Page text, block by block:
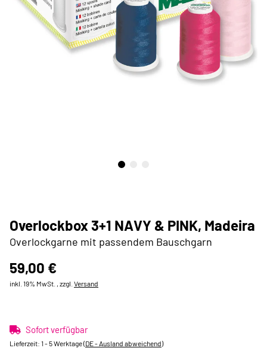
Overlockbox 3+1 NAVY & PINK, Madeira
Overlockgarne mit passendem Bauschgarn
59,00 €
inkl. 19% MwSt. , zzgl. Versand
Sofort verfügbar
Lieferzeit: 1 - 5 Werktage(DE - Ausland abweichend)